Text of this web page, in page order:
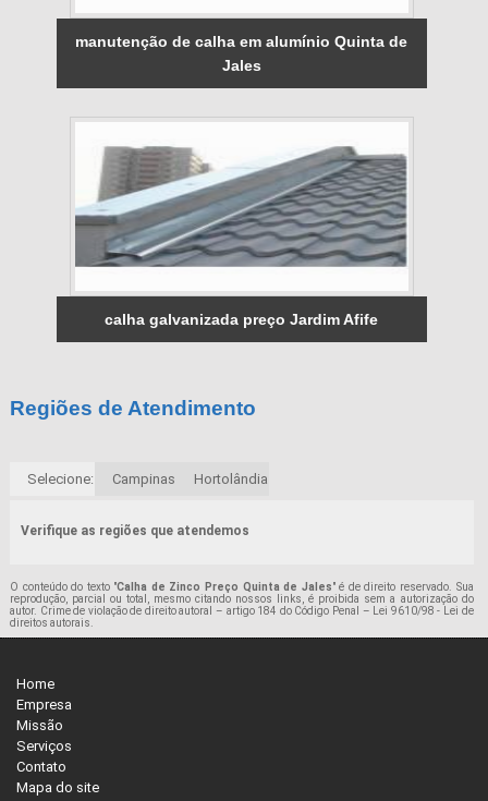
manutenção de calha em alumínio Quinta de
Jales
calha galvanizada preço Jardim Afife
Regiões de Atendimento
Selecione: Campinas Hortolândia
Verifique as regiões que atendemos
O conteúdo do texto "Calha de Zinco Preço Quinta de Jales" é de direito reservado. Sua
reprodução, parcial ou total, mesmo citando nossos links, é proibida sem a autorização do
autor. Crime de violação de direito autoral – artigo 184 do Código Penal –
Lei 9610/98 - Lei de
direitos autorais
Home
Empresa
Missão
Serviços
Contato
Mapa do site